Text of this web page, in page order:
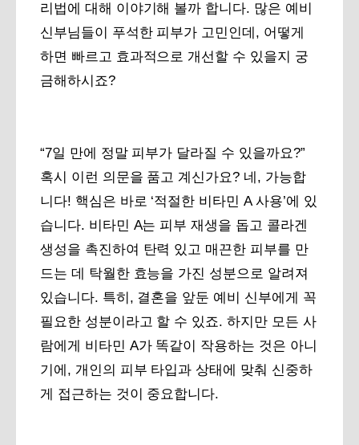
리법에 대해 이야기해 볼까 합니다. 많은 예비
신부님들이 푸석한 피부가 고민인데, 어떻게
하면 빠르고 효과적으로 개선할 수 있을지 궁
금해하시죠?
“7일 만에 정말 피부가 달라질 수 있을까요?”
혹시 이런 의문을 품고 계신가요? 네, 가능합
니다! 핵심은 바로 ‘적절한 비타민 A 사용’에 있
습니다. 비타민 A는 피부 재생을 돕고 콜라겐
생성을 촉진하여 탄력 있고 매끈한 피부를 만
드는 데 탁월한 효능을 가진 성분으로 알려져
있습니다. 특히, 결혼을 앞둔 예비 신부에게 꼭
필요한 성분이라고 할 수 있죠. 하지만 모든 사
람에게 비타민 A가 똑같이 작용하는 것은 아니
기에, 개인의 피부 타입과 상태에 맞춰 신중하
게 접근하는 것이 중요합니다.